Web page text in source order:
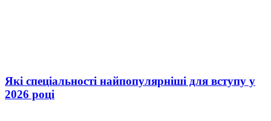
Які спеціальності найпопулярніші для вступу у
2026 році